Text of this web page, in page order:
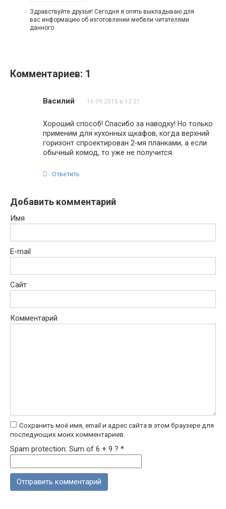
Здравствуйте друзья! Сегодня я опять выкладываю для
вас информацию об изготовлении мебели читателями
данного
Комментариев: 1
Василий 16.09.2015 в 13:21
Хороший способ! Спасибо за наводку! Но только
применим для кухонных щкафов, когда верхний
горизонт спроектирован 2-мя планками, а если
обычный комод, то уже не получится.
Ответить
Добавить комментарий
Имя
E-mail
Сайт
Комментарий
Сохранить моё имя, email и адрес сайта в этом браузере для
последующих моих комментариев.
Spam protection: Sum of 6 + 9 ? *